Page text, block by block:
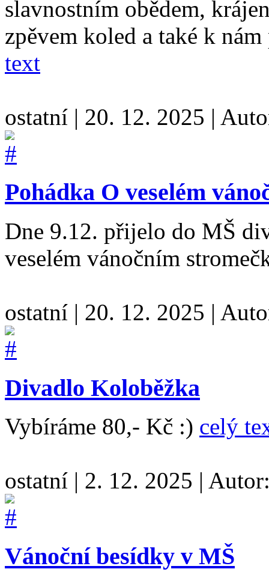
slavnostním obědem,
zpěvem koled a také k
text
ostatní | 20. 12. 2025 |
Pohádka O veselém
Dne 9.12. přijelo do MŠ
veselém vánočním
ostatní | 20. 12. 2025 |
Divadlo Koloběžka
Vybíráme 80,- Kč :) celý
ostatní | 2. 12. 2025 |
Vánoční besídky v MŠ